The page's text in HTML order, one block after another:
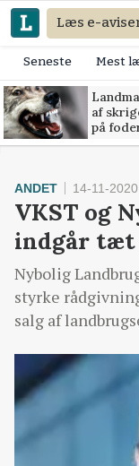
Læs e-
Seneste Mest
af
på
ANDET 14-11-
VKST og
indgår tæt
Nybolig
styrke
salg af